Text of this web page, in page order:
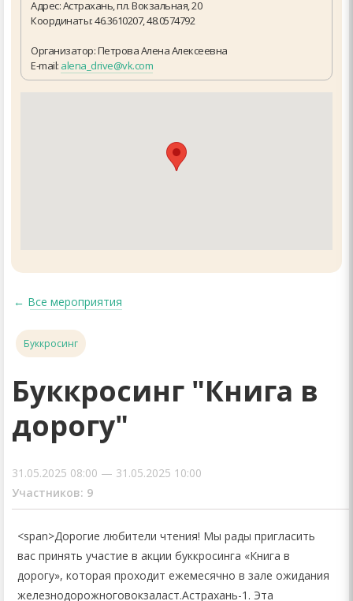
← Все мероприятия
Буккросинг
Буккросинг "Книга в
дорогу"
31.05.2025 08:00 — 31.05.2025 10:00
Участников: 9
<span>Дорогие любители чтения! Мы рады пригласить
вас принять участие в акции буккросинга «Книга в
дорогу», которая проходит ежемесячно в зале ожидания
железнодорожноговокзаласт.Астрахань-1. Эта
Адрес: Астрахань, пл. Вокзальная, 20
Координаты: 46.3610207, 48.0574792
Организатор: Петрова Алена Алексеевна
E-mail: alena_drive@vk.com